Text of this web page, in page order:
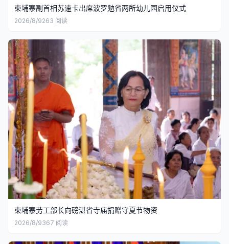
柬埔寨副首相苏速卡出席波罗勉省两所幼儿园启用仪式
2026/8/9263 阅读
柬埔寨劳工部长向磅湛省寺庙捐赠守夏节物资
2026/8/9367 阅读